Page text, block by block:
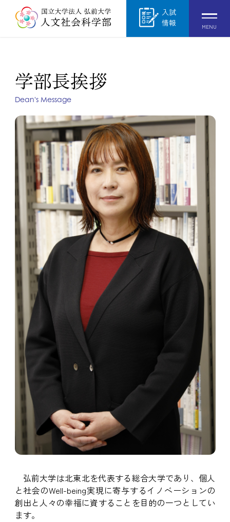
入試
情報
MENU
学部長挨拶
Dean's Message
弘前大学は北東北を代表する総合大学であり、個人
と社会のWell-being実現に寄与するイノベーションの
創出と人々の幸福に資することを目的の一つとしてい
ます。